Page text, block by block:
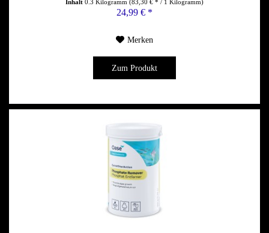
Inhalt0.3 Kilogramm(83,30 € * / 1 Kilogramm)
24,99 € *
Merken
Zum Produkt